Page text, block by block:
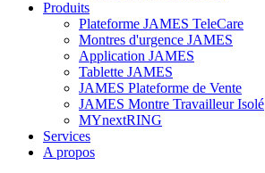
Produits
Plateforme JAMES TeleCare
Montres d'urgence JAMES
Application JAMES
Tablette JAMES
JAMES Plateforme de Vente
JAMES Montre Travailleur Isolé
MYnextRING
Services
A propos